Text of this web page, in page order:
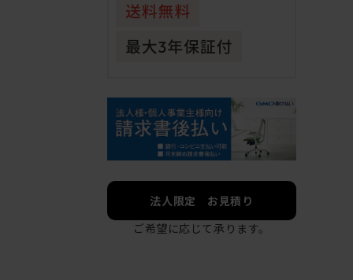
法人限定 お見積り
ご希望に応じて承ります。